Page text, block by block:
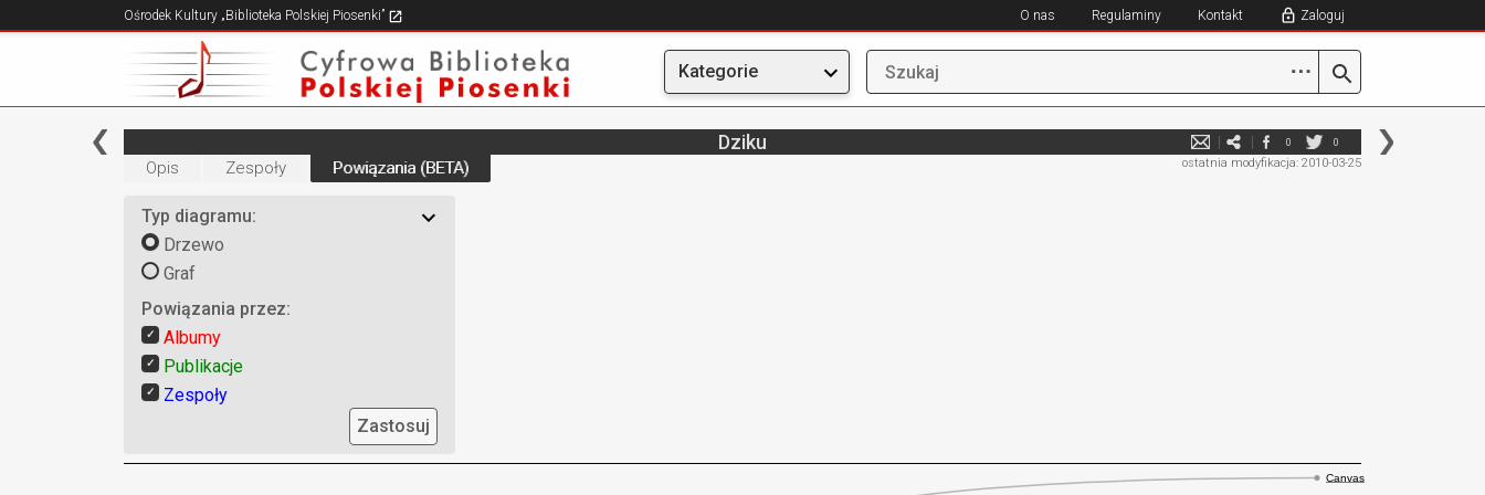
Ośrodek Kultury „Biblioteka Polskiej Piosenki” O nas Regulaminy Kontakt Zaloguj
Kategorie ⋯
Dziku 0 0
ostatnia modyfikacja: 2010-03-25
Opis Zespoły Powiązania (BETA)
Typ diagramu:
Drzewo
Graf
Powiązania przez:
Albumy
Publikacje
Zespoły
Zastosuj
Canvas